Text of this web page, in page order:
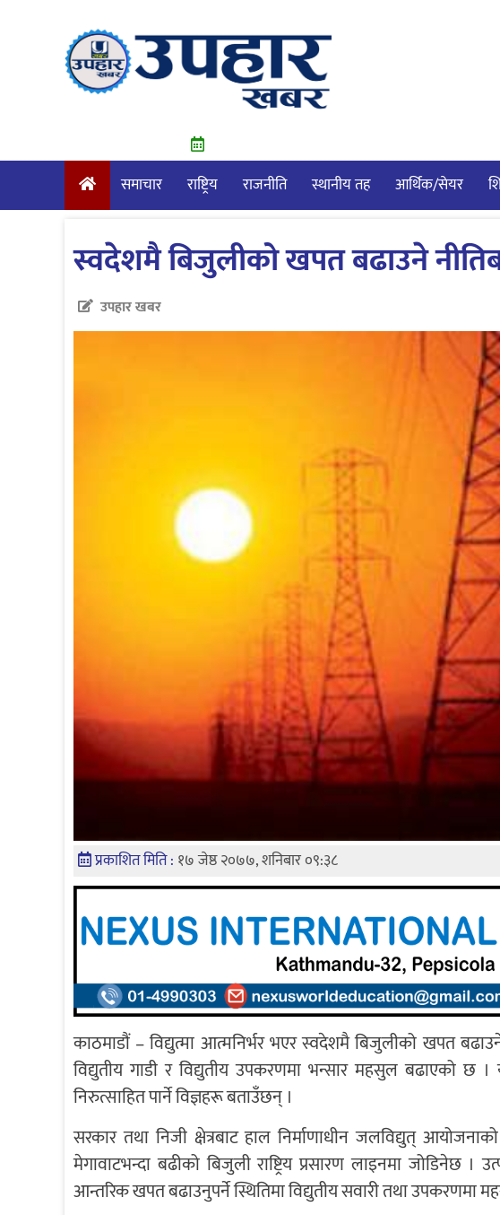
समाचार राष्ट्रिय राजनीति स्थानीय तह आर्थिक/सेयर
स्वदेशमै बिजुलीको खपत बढाउने
उपहार खबर
प्रकाशित मिति : १७ जेष्ठ २०७७, शनिबार ०९:३८
काठमाडौं – विद्युत्मा आत्मनिर्भर भएर स्वदेशमै बिजुलीको खपत
विद्युतीय गाडी र विद्युतीय उपकरणमा भन्सार महसुल बढाएको छ
निरुत्साहित पार्ने विज्ञहरू बताउँछन् ।
सरकार तथा निजी क्षेत्रबाट हाल निर्माणाधीन जलविद्युत्
मेगावाटभन्दा बढीको बिजुली राष्ट्रिय प्रसारण लाइनमा जोडिनेछ ।
आन्तरिक खपत बढाउनुपर्ने स्थितिमा विद्युतीय सवारी तथा